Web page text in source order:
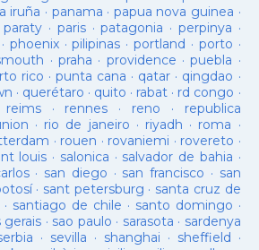
iruña · panama · papua nova guinea ·
paraty · paris·patagonia · perpinya ·
· phoenix·pilipinas ·portland · porto ·
·praha · providence ·puebla ·
rico ·punta cana · qatar · qingdao ·
· querétaro · quito · rabat · rd congo ·
reims· rennes · reno · republica
· rio de janeiro · riyadh · roma ·
· rouen · rovaniemi · rovereto ·
louis · salonica · salvador de bahia ·
· san diego · san francisco · san
· sant petersburg · santa cruz de
· santiago de chile · santo domingo ·
gerais · sao paulo · sarasota · sardenya
· sevilla · shanghai · sheffield ·